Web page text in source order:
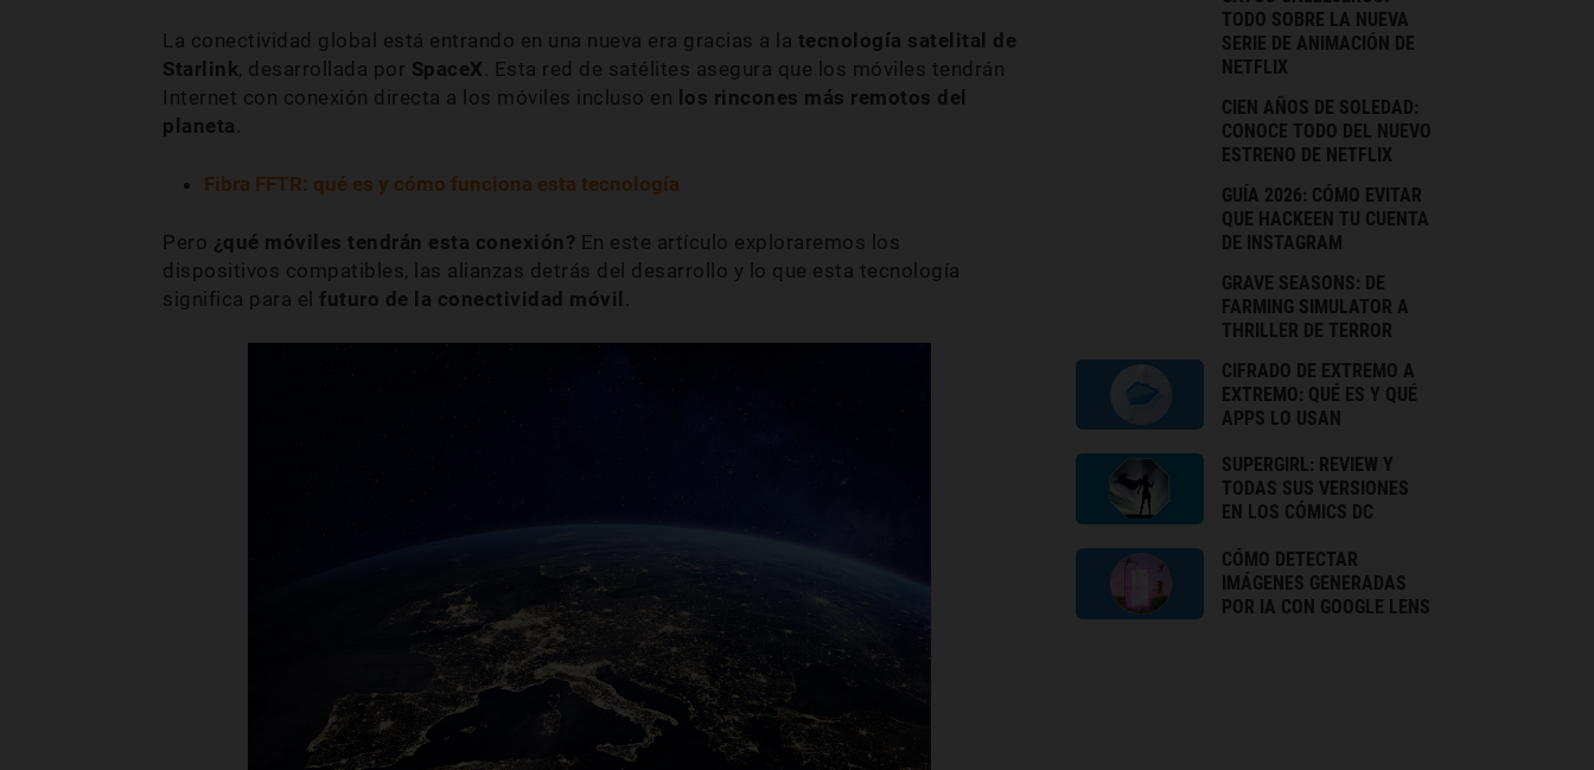
La conectividad global está entrando en una nueva era gracias a la tecnología satelital de
Starlink, desarrollada por SpaceX . Esta red de satélites asegura que los móviles tendrán
Internet con conexión directa a los móviles incluso en los rincones más remotos del
planeta
Fibra FFTR: qué es y cómo funciona esta tecnología
Pero ¿qué móviles tendrán esta conexión? En este artículo exploraremos los
dispositivos compatibles, las alianzas detrás del desarrollo y lo que esta tecnología
significa para el futuro de la conectividad móvil
TODO SOBRE LA NUEVA
SERIE DE ANIMACIÓN DE
NETFLIX
CIEN AÑOS DE SOLEDAD:
CONOCE TODO DEL NUEVO
ESTRENO DE NETFLIX
GUÍA 2026: CÓMO EVITAR
QUE HACKEEN TU CUENTA
DE INSTAGRAM
GRAVE SEASONS: DE
FARMING SIMULATOR A
THRILLER DE TERROR
CIFRADO DE EXTREMO A
EXTREMO: QUÉ ES Y QUÉ
APPS LO USAN
SUPERGIRL: REVIEW Y
TODAS SUS VERSIONES
EN LOS CÓMICS DC
CÓMO DETECTAR
IMÁGENES GENERADAS
POR IA CON GOOGLE LENS